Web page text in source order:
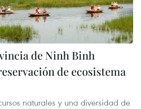
de Ninh Binh
de ecosistema
naturales y una diversidad de